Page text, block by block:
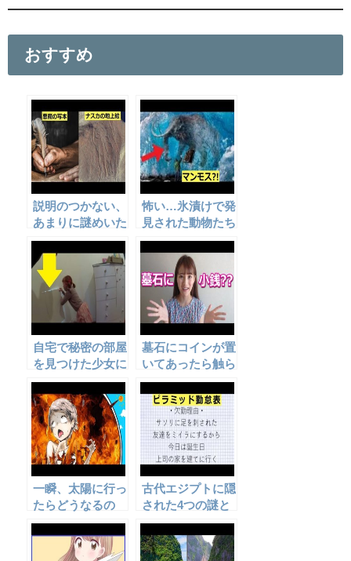
e
b
o
o
k
er
おすすめ
説明のつかない、
あまりに謎めいた
物・メッセージ5
選
怖い…氷漬けで発
見された動物たち
７選
自宅で秘密の部屋
を見つけた少女に
さらなるサプライ
ズが…
墓石にコインが置
いてあったら触ら
ないで！
一瞬、太陽に行っ
たらどうなるの
か…
古代エジプトに隠
された4つの謎と
秘密